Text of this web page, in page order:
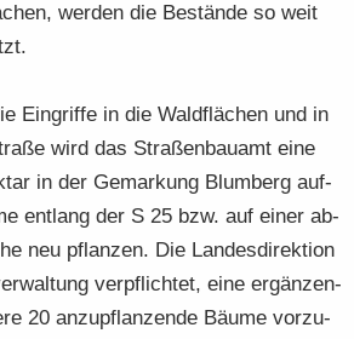
wer­den die Be­stän­de so weit
Ein­grif­fe in die Wald­flä­chen und in
wird das Stra­ßen­bau­amt eine
in der Ge­mar­kung Blum­berg auf­
ent­lang der S 25 bzw. auf einer ab­
neu pflan­zen. Die Lan­des­di­rek­ti­on
ver­pflich­tet, eine er­gän­zen­
20 an­zu­pflan­zen­de Bäume vor­zu­